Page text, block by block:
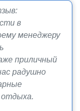
в
менеджеру
приличный
радушно
отдыха.